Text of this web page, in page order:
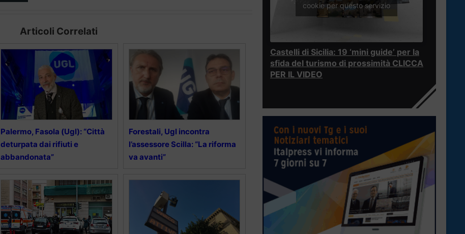
Articoli Correlati
Palermo, Fasola (Ugl): “Città
deturpata dai rifiuti e
abbandonata”
Forestali, Ugl incontra
l’assessore Scilla: “La riforma
va avanti”
cookie per questo servizio
Castelli di Sicilia: 19 ‘mini guide’ per la
sfida del turismo di prossimità CLICCA
PER IL VIDEO